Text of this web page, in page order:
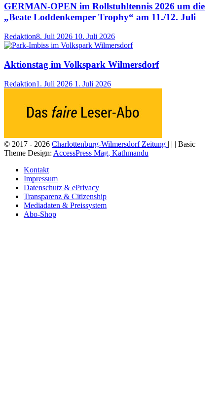
GERMAN-OPEN im Rollstuhltennis 2026 um die
„Beate Loddenkemper Trophy“ am 11./12. Juli
Redaktion8. Juli 2026 10. Juli 2026
Aktionstag im Volkspark Wilmersdorf
Redaktion1. Juli 2026 1. Juli 2026
© 2017 - 2026 Charlottenburg-Wilmersdorf Zeitung | | | Basic
Theme Design: AccessPress Mag, Kathmandu
Kontakt
Impressum
Datenschutz & ePrivacy
Transparenz & Citizenship
Mediadaten & Preissystem
Abo-Shop